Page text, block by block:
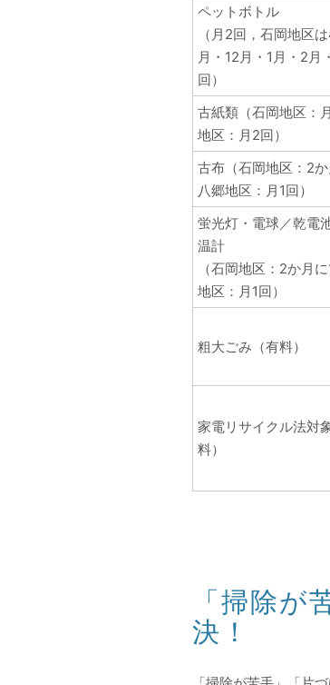
ペットボトル
（月2回，石岡地区
月・12月・1月・2月
回）
古紙類（石岡地区：
地区：月2回）
古布（石岡地区：2か
八郷地区：月1回）
蛍光灯・電球／乾電
温計
（石岡地区：2か月
地区：月1回）
粗大ごみ（有料）
家電リサイクル法対
料）
「掃除
決！